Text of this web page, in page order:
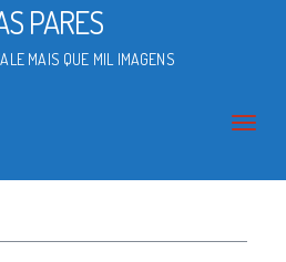
PARES
MAIS QUE MIL IMAGENS